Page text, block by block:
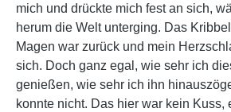
mich und drückte mich fest an sich,
herum die Welt unterging. Das
Magen war zurück und mein
sich. Doch ganz egal, wie sehr ich
genießen, wie sehr ich ihn
konnte nicht. Das hier war kein Kuss,